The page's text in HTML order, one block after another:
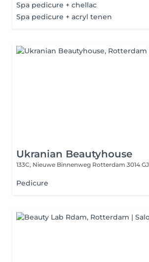
Spa pedicure + chellac
Spa pedicure + acryl tenen
Ukranian Beautyhouse
133C, Nieuwe Binnenweg Rotterdam 3014 GJ
Pedicure